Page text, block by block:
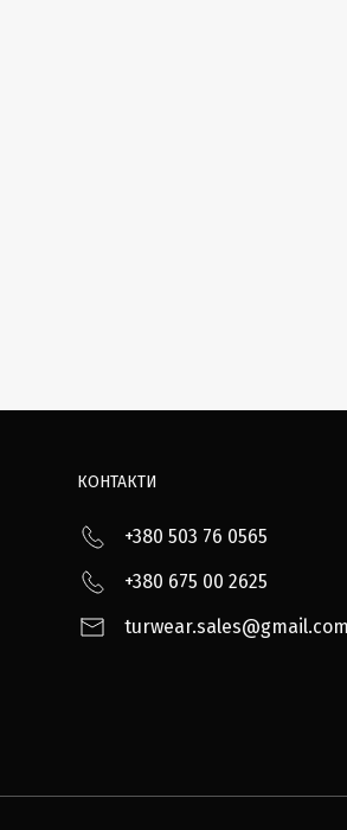
КОНТАКТИ
+380 503 76 0565
+380 675 00 2625
turwear.sales@gmail.com